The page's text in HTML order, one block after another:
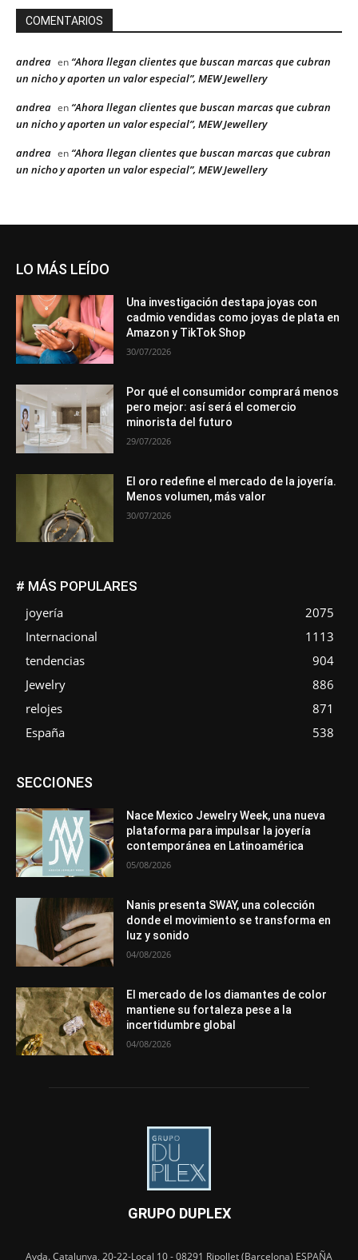
COMENTARIOS
andrea en “Ahora llegan clientes que buscan marcas que cubran
un nicho y aporten un valor especial”, MEW Jewellery
andrea en “Ahora llegan clientes que buscan marcas que cubran
un nicho y aporten un valor especial”, MEW Jewellery
andrea en “Ahora llegan clientes que buscan marcas que cubran
un nicho y aporten un valor especial”, MEW Jewellery
LO MÁS LEÍDO
Una investigación destapa joyas con
cadmio vendidas como joyas de plata en
Amazon y TikTok Shop
30/07/2026
Por qué el consumidor comprará menos
pero mejor: así será el comercio
minorista del futuro
29/07/2026
El oro redefine el mercado de la joyería.
Menos volumen, más valor
30/07/2026
# MÁS POPULARES
joyería
2075
Internacional
1113
tendencias
904
Jewelry
886
relojes
871
España
538
SECCIONESAsociaciones
Entrevistas
Mundo Técnico
Novedades Opiniones
Perspectiva
Premios
Secciones Sin categoría
Sucesos
Más
Nace Mexico Jewelry Week, una nueva
plataforma para impulsar la joyería
contemporánea en Latinoamérica
05/08/2026
Nanis presenta SWAY, una colección
donde el movimiento se transforma en
luz y sonido
04/08/2026
El mercado de los diamantes de color
mantiene su fortaleza pese a la
incertidumbre global
04/08/2026
GRUPO DUPLEX
Avda. Catalunya, 20-22-Local 10 - 08291 Ripollet (Barcelona) ESPAÑA